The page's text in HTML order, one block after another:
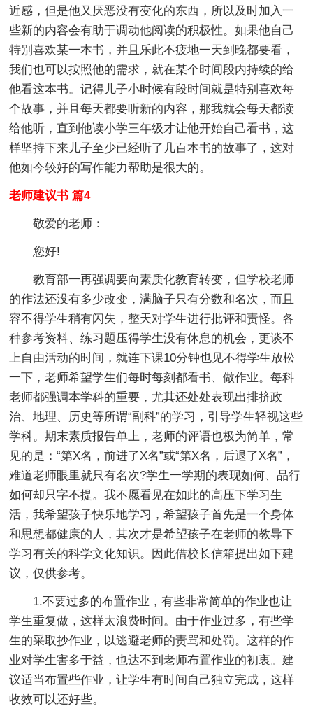
近感，但是他又厌恶没有变化的东西，所以及时加入一
些新的内容会有助于调动他阅读的积极性。如果他自己
特别喜欢某一本书，并且乐此不疲地一天到晚都要看，
我们也可以按照他的需求，就在某个时间段内持续的给
他看这本书。记得儿子小时候有段时间就是特别喜欢每
个故事，并且每天都要听新的内容，那我就会每天都读
给他听，直到他读小学三年级才让他开始自己看书，这
样坚持下来儿子至少已经听了几百本书的故事了，这对
他如今较好的写作能力帮助是很大的。
老师建议书 篇4
敬爱的老师：
您好!
教育部一再强调要向素质化教育转变，但学校老师
的作法还没有多少改变，满脑子只有分数和名次，而且
容不得学生稍有闪失，整天对学生进行批评和责怪。各
种参考资料、练习题压得学生没有休息的机会，更谈不
上自由活动的时间，就连下课10分钟也见不得学生放松
一下，老师希望学生们每时每刻都看书、做作业。每科
老师都强调本学科的重要，尤其还处处表现出排挤政
治、地理、历史等所谓“副科”的学习，引导学生轻视这些
学科。期末素质报告单上，老师的评语也极为简单，常
见的是：“第X名，前进了X名”或“第X名，后退了X名”，
难道老师眼里就只有名次?学生一学期的表现如何、品行
如何却只字不提。我不愿看见在如此的高压下学习生
活，我希望孩子快乐地学习，希望孩子首先是一个身体
和思想都健康的人，其次才是希望孩子在老师的教导下
学习有关的科学文化知识。因此借校长信箱提出如下建
议，仅供参考。
1.不要过多的布置作业，有些非常简单的作业也让
学生重复做，这样太浪费时间。由于作业过多，有些学
生的采取抄作业，以逃避老师的责骂和处罚。这样的作
业对学生害多于益，也达不到老师布置作业的初衷。建
议适当布置些作业，让学生有时间自己独立完成，这样
收效可以还好些。